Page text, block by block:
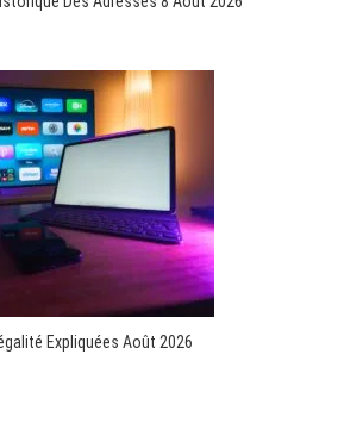
Expliquées Août 2026